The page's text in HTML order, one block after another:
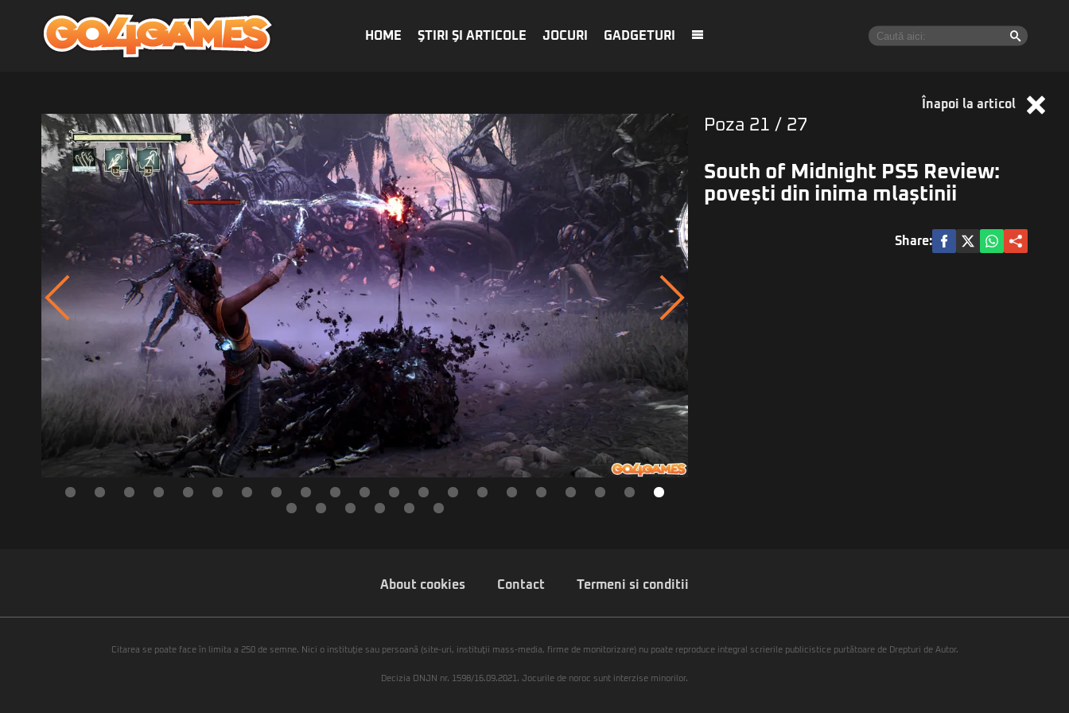
HOME ŞTIRI ŞI ARTICOLE JOCURI GADGETURI
Înapoi la articol
Poza 21 / 27
South of Midnight PS5 Review:
povești din inima mlaștinii
Share:
About cookies Contact Termeni si conditii
Citarea se poate face în limita a 250 de semne. Nici o instituţie sau persoană (site-uri, instituţii mass-media, firme de monitorizare) nu poate reproduce integral scrierile publicistice purtătoare de Drepturi de Autor.
Decizia ONJN nr. 1598/16.09.2021. Jocurile de noroc sunt interzise minorilor.